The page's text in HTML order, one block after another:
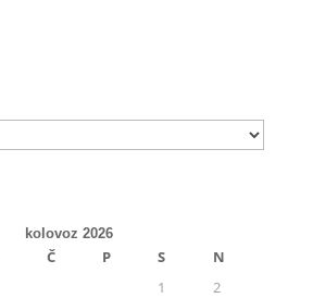
kolovoz 2026
Č P S
N
1
2